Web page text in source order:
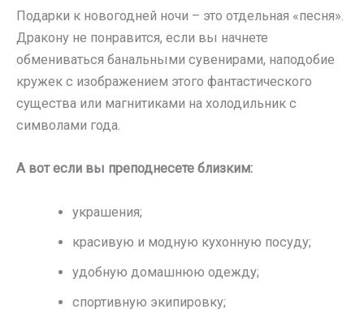
Подарки к новогодней ночи – это отдельная «песня».
Дракону не понравится, если вы начнете
обмениваться банальными сувенирами, наподобие
кружек с изображением этого фантастического
существа или магнитиками на холодильник с
символами года.
А вот если вы преподнесете близким:
украшения;
красивую и модную кухонную посуду;
удобную домашнюю одежду;
спортивную экипировку;